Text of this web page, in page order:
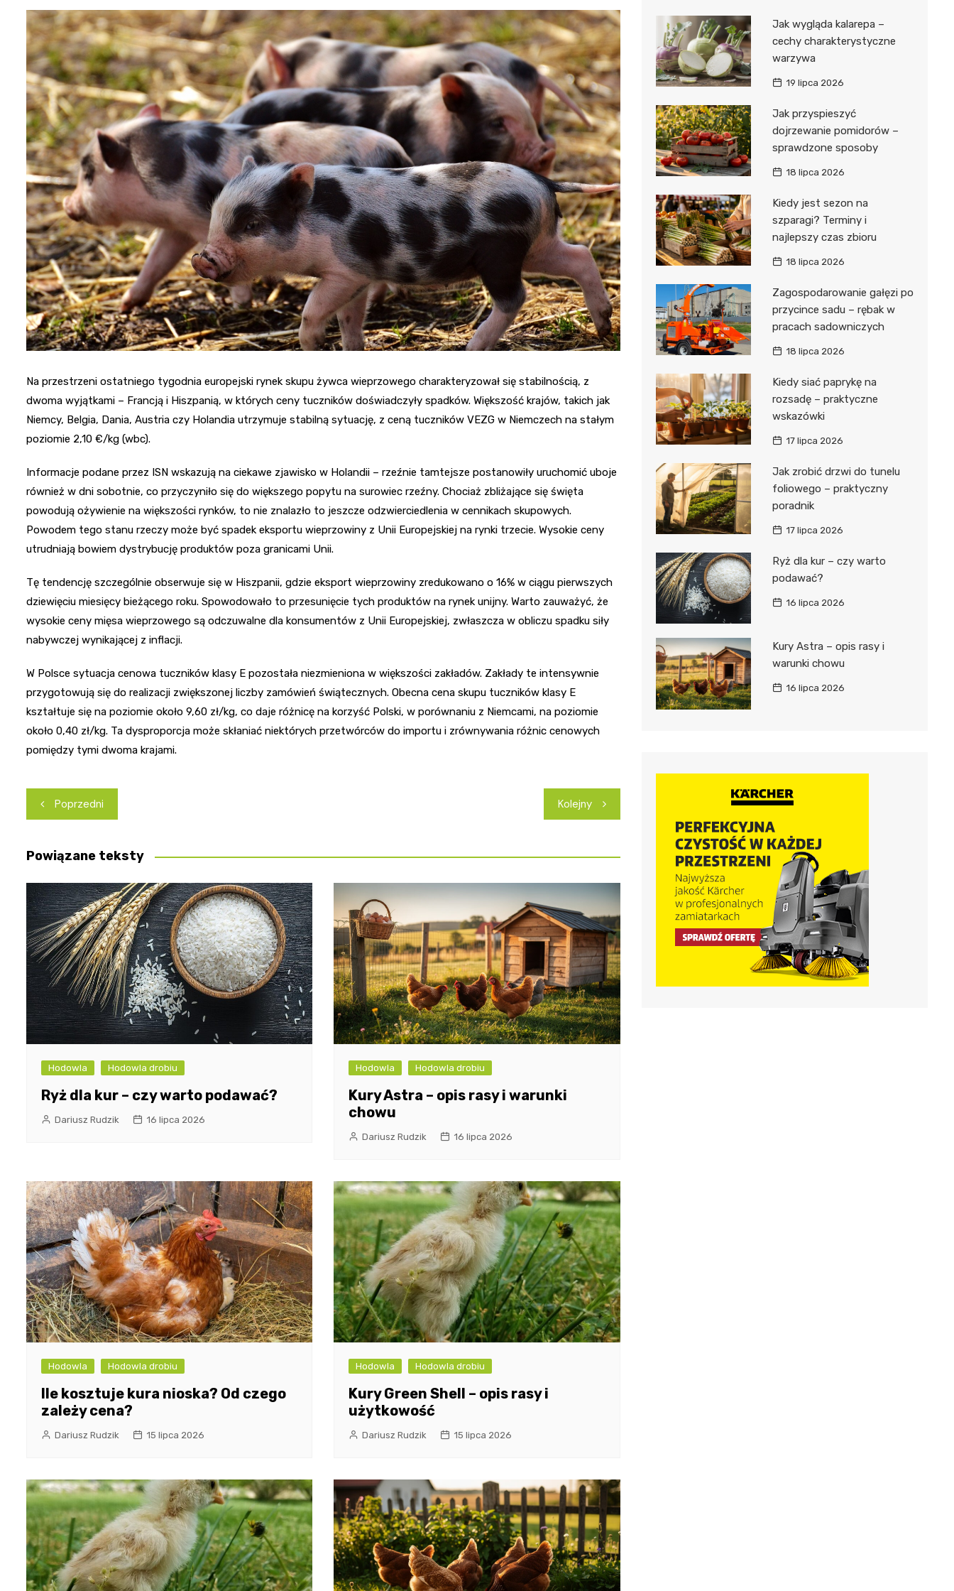
Na przestrzeni ostatniego tygodnia europejski rynek skupu żywca wieprzowego charakteryzował się stabilnością, z
dwoma wyjątkami – Francją i Hiszpanią, w których ceny tuczników doświadczyły spadków. Większość krajów, takich jak
Niemcy, Belgia, Dania, Austria czy Holandia utrzymuje stabilną sytuację, z ceną tuczników VEZG w Niemczech na stałym
poziomie 2,10 €/kg (wbc).
Informacje podane przez ISN wskazują na ciekawe zjawisko w Holandii – rzeźnie tamtejsze postanowiły uruchomić uboje
również w dni sobotnie, co przyczyniło się do większego popytu na surowiec rzeźny. Chociaż zbliżające się święta
powodują ożywienie na większości rynków, to nie znalazło to jeszcze odzwierciedlenia w cennikach skupowych.
Powodem tego stanu rzeczy może być spadek eksportu wieprzowiny z Unii Europejskiej na rynki trzecie. Wysokie ceny
utrudniają bowiem dystrybucję produktów poza granicami Unii.
Tę tendencję szczególnie obserwuje się w Hiszpanii, gdzie eksport wieprzowiny zredukowano o 16% w ciągu pierwszych
dziewięciu miesięcy bieżącego roku. Spowodowało to przesunięcie tych produktów na rynek unijny. Warto zauważyć, że
wysokie ceny mięsa wieprzowego są odczuwalne dla konsumentów z Unii Europejskiej, zwłaszcza w obliczu spadku siły
nabywczej wynikającej z inflacji.
W Polsce sytuacja cenowa tuczników klasy E pozostała niezmieniona w większości zakładów. Zakłady te intensywnie
przygotowują się do realizacji zwiększonej liczby zamówień świątecznych. Obecna cena skupu tuczników klasy E
kształtuje się na poziomie około 9,60 zł/kg, co daje różnicę na korzyść Polski, w porównaniu z Niemcami, na poziomie
około 0,40 zł/kg. Ta dysproporcja może skłaniać niektórych przetwórców do importu i zrównywania różnic cenowych
pomiędzy tymi dwoma krajami.
Nawigacja
wpisu
Poprzedni Kolejny
Powiązane teksty
Hodowla Hodowla drobiu
Ryż dla kur – czy warto podawać?
Dariusz Rudzik 16 lipca 2026
Hodowla Hodowla drobiu
Kury Astra – opis rasy i warunki
chowu
Dariusz Rudzik 16 lipca 2026
Hodowla Hodowla drobiu
Ile kosztuje kura nioska? Od czego
zależy cena?
Dariusz Rudzik 15 lipca 2026
Hodowla Hodowla drobiu
Kury Green Shell – opis rasy i
użytkowość
Dariusz Rudzik 15 lipca 2026
Jak wygląda kalarepa –
cechy charakterystyczne
warzywa
19 lipca 2026
Jak przyspieszyć
dojrzewanie pomidorów –
sprawdzone sposoby
18 lipca 2026
Kiedy jest sezon na
szparagi? Terminy i
najlepszy czas zbioru
18 lipca 2026
Zagospodarowanie gałęzi po
przycince sadu – rębak w
pracach sadowniczych
18 lipca 2026
Kiedy siać paprykę na
rozsadę – praktyczne
wskazówki
17 lipca 2026
Jak zrobić drzwi do tunelu
foliowego – praktyczny
poradnik
17 lipca 2026
Ryż dla kur – czy warto
podawać?
16 lipca 2026
Kury Astra – opis rasy i
warunki chowu
16 lipca 2026